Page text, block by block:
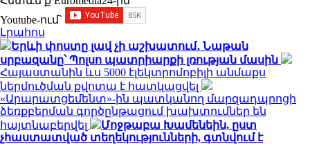
Youtube-ում`
Լրահոս
Երևի փոստը լավ չի աշխատում․ Նաթան
սրբազանը՝ Պոլսո պատրիարքի լռության մասին
Հայաստանին ևս 5000 էլեկտրոմոբիլի անմաքս
ներմուծման քվոտա է հատկացվել
«Արարատցեմենտ»-ին պատկանող մարզադպրոցի
ձեռքբերման գործընթացում խախտումներ են
հայտնաբերվել
Մոջթաբա Խամենեին, ըստ
չհաստատված տեղեկությունների, գտնվում է